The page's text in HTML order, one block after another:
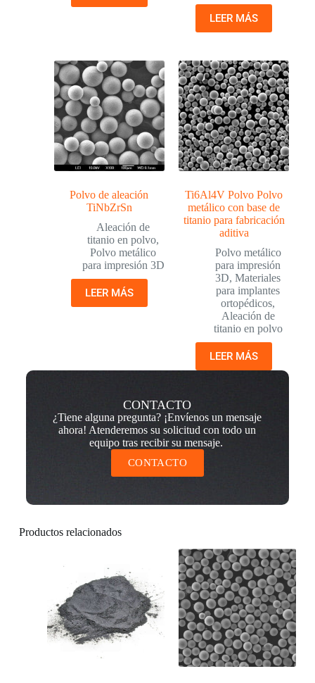
LEER MÁS
Polvo de aleación
TiNbZrSn
Aleación de
titanio en polvo,
Polvo metálico
para impresión 3D
LEER MÁS
Ti6Al4V Polvo Polvo
metálico con base de
titanio para fabricación
aditiva
Polvo metálico
para impresión
3D,Materiales
para implantes
ortopédicos,
Aleación de
titanio en polvo
LEER MÁS
CONTACTO
¿Tiene alguna pregunta? ¡Envíenos un mensaje
ahora! Atenderemos su solicitud con todo un
equipo tras recibir su mensaje.
CONTACTO
Productos relacionados